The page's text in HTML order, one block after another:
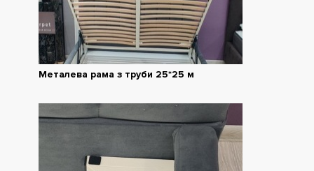
Металева рама з труби 25*25 м